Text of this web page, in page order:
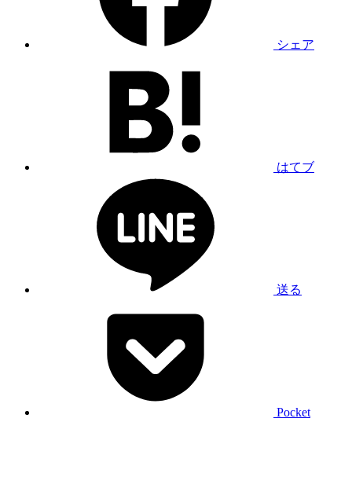
シェア
はてブ
送る
Pocket